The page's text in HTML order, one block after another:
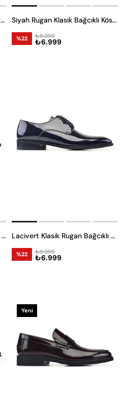
Rugan Siyah Kösele Bağcıklı Ayakkabı Siyah Rugan Klasik Bağcıklı Kösele Erkek Ayakkabı
%22 ₺6.999
₺8.999
Açma Deri Klasik Erkek Oxford Ayakkabı Lacivert Klasik Rugan Bağcıklı Erkek Kösele Ayakkabı
%22 ₺6.999
₺8.999
Yeni